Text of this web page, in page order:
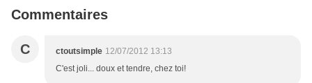
Commentaires
C ctoutsimple 12/07/2012 13:13
C'est joli... doux et tendre, chez toi!